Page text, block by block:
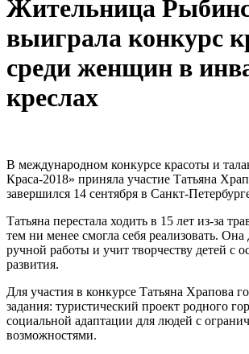
Жительница
выиграла конкурс
среди женщин в
креслах
В международном конкурсе красоты и
Краса-2018» приняла участие Татьяна
завершился 14 сентября в Санкт-
Татьяна перестала ходить в 15 лет из-за
тем ни менее смогла себя реализовать. Она
ручной работы и учит творчеству детей с
развития.
Для участия в конкурсе Татьяна Храпова
задания: туристический проект родного
социальной адаптации для людей с
возможностями.